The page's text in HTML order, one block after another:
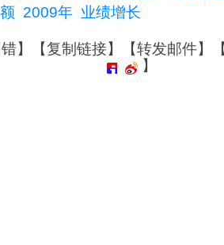
2009年 业绩增长
】【复制链接】【转发邮件】
】